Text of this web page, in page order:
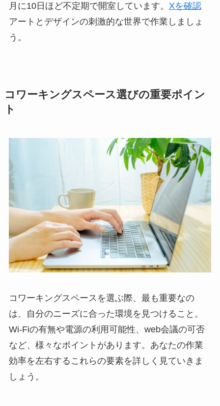
月に10日ほど不定期で開室しています。 Xを確認
アートとデザインの刺激的な世界で作業しましょ
う。
コワーキングスペース選びの重要ポイン
ト
コワーキングスペースを選ぶ際、最も重要なの
は、自分のニーズに合った環境を見つけること。
Wi-Fiの有無や電源の利用可能性、web会議の可否
など、様々なポイントがあります。あなたの作業
効率を左右するこれらの要素を詳しく見ていきま
しょう。